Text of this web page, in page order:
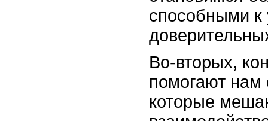
способными к
Во-вторых,
помогают нам
которые